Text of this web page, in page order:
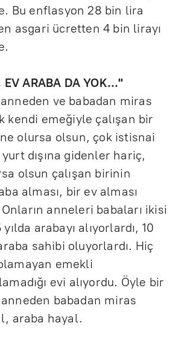
Bu enflasyon 28 bin lira
asgari ücretten 4 bin lirayı
EV ARABA DA YOK..."
ve babadan miras
kendi emeğiyle çalışan bir
olursa olsun, çok istisnai
dışına gidenler hariç,
olsun çalışan birinin
alması, bir ev alması
anneleri babaları ikisi
arabayı alıyorlardı, 10
sahibi oluyorlardı. Hiç
emekli
evi alıyordu. Öyle bir
babadan miras
araba hayal.